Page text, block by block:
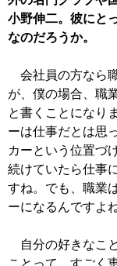
小野伸二。彼にと
なのだろうか。
会社員の方なら
が、僕の場合、職
と書くことになり
ーは仕事だとは思
カーという位置づ
続けていたら仕事
すね。でも、職業
ーになるんですよ
自分の好きなこ